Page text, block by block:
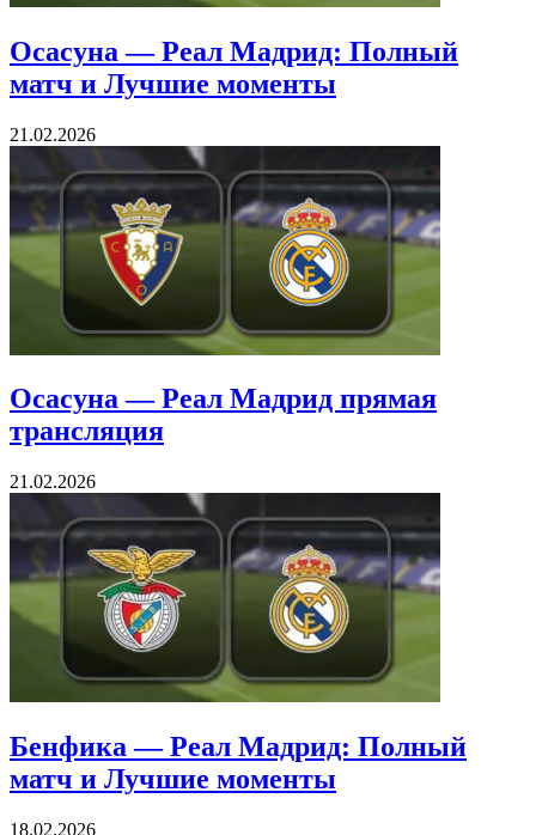
Осасуна — Реал Мадрид: Полный
матч и Лучшие моменты
21.02.2026
Осасуна — Реал Мадрид прямая
трансляция
21.02.2026
Бенфика — Реал Мадрид: Полный
матч и Лучшие моменты
18.02.2026